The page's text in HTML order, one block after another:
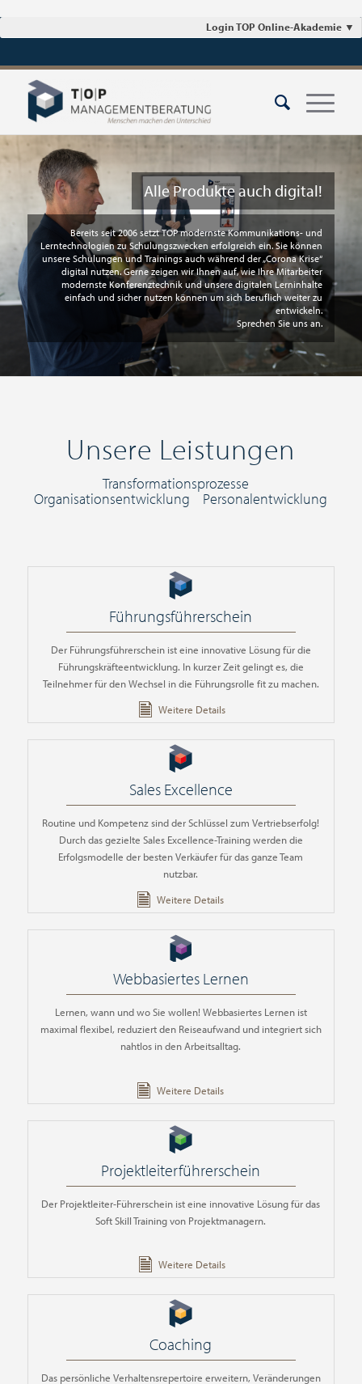
Login TOP Online-Akademie ▼
Alle Produkte auch digital!
Bereits seit 2006 setzt TOP modernste Kommunikations- und
Lerntechnologien zu Schulungszwecken erfolgreich ein. Sie können
unsere Schulungen und Trainings auch während der „Corona Krise“
digital nutzen. Gerne zeigen wir Ihnen auf, wie Ihre Mitarbeiter
modernste Konferenztechnik und unsere digitalen Lerninhalte
einfach und sicher nutzen können um sich beruflich weiter zu
entwickeln.
Sprechen Sie uns an.
Unsere Leistungen
Transformationsprozesse
Organisationsentwicklung Personalentwicklung
Führungsführerschein
Der Führungsführerschein ist eine innovative Lösung für die
Führungskräfteentwicklung. In kurzer Zeit gelingt es, die
Teilnehmer für den Wechsel in die Führungsrolle fit zu machen.
Weitere Details
Sales Excellence
Routine und Kompetenz sind der Schlüssel zum Vertriebserfolg!
Durch das gezielte Sales Excellence-Training werden die
Erfolgsmodelle der besten Verkäufer für das ganze Team
nutzbar.
Weitere Details
Webbasiertes Lernen
Lernen, wann und wo Sie wollen! Webbasiertes Lernen ist
maximal flexibel, reduziert den Reiseaufwand und integriert sich
nahtlos in den Arbeitsalltag.
Weitere Details
Projektleiterführerschein
Der Projektleiter-Führerschein ist eine innovative Lösung für das
Soft Skill Training von Projektmanagern.
Weitere Details
Coaching
Das persönliche Verhaltensrepertoire erweitern, Veränderungen